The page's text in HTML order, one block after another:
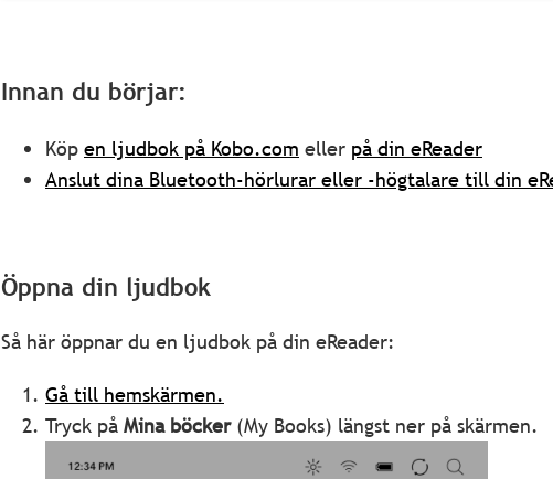
Innan du börjar:
Köp en ljudbok på Kobo.com eller på din eReader
Anslut dina Bluetooth-hörlurar eller -högtalare till din
Öppna din ljudbok
Så här öppnar du en ljudbok på din eReader:
Gå till hemskärmen.
Tryck på Mina böcker (My Books) längst ner på skärmen.